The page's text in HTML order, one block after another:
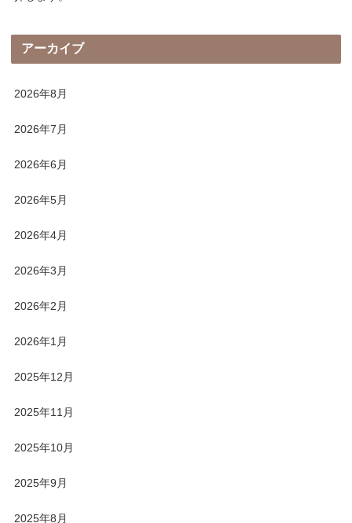
アーカイブ
2026年8月
2026年7月
2026年6月
2026年5月
2026年4月
2026年3月
2026年2月
2026年1月
2025年12月
2025年11月
2025年10月
2025年9月
2025年8月